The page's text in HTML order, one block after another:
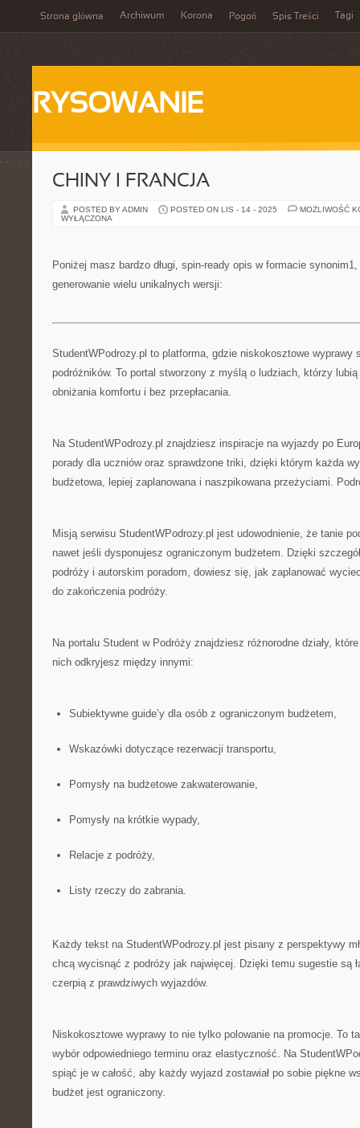
Strona główna Archiwum Korona Pogoń Spis Treści Tagi
RYSOWANIE
CHINY I FRANCJA
POSTED BY ADMIN POSTED ON LIS - 14 - 2025
MOŻLIWOŚĆ
WYŁĄCZONA
Poniżej masz bardzo długi, spin-ready opis w formacie
generowanie wielu unikalnych wersji:
StudentWPodrozy.pl to platforma, gdzie niskokosztowe wyprawy
podróżników. To portal stworzony z myślą o ludziach, którzy
obniżania komfortu i bez przepłacania.
Na StudentWPodrozy.pl znajdziesz inspiracje na wyjazdy po
porady dla uczniów oraz sprawdzone triki, dzięki którym każda
budżetowa, lepiej zaplanowana i naszpikowana przeżyciami.
Misją serwisu StudentWPodrozy.pl jest udowodnienie, że tanie
nawet jeśli dysponujesz ograniczonym budżetem. Dzięki
podróży i autorskim poradom, dowiesz się, jak zaplanować
do zakończenia podróży.
Na portalu Student w Podróży znajdziesz różnorodne działy,
nich odkryjesz między innymi:
Subiektywne guide’y dla osób z ograniczonym budżetem,
Wskazówki dotyczące rezerwacji transportu,
Pomysły na budżetowe zakwaterowanie,
Pomysły na krótkie wypady,
Relacje z podróży,
Listy rzeczy do zabrania.
Każdy tekst na StudentWPodrozy.pl jest pisany z perspektywy
chcą wycisnąć z podróży jak najwięcej. Dzięki temu sugestie są
czerpią z prawdziwych wyjazdów.
Niskokosztowe wyprawy to nie tylko polowanie na promocje. To
wybór odpowiedniego terminu oraz elastyczność. Na
spiąć je w całość, aby każdy wyjazd zostawiał po sobie piękne
budżet jest ograniczony.